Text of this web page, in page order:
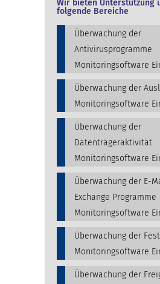
Wir bieten Unterstützung
folgende Bereiche
Überwachung der
Antivirusprogramme
Monitoringsoftware
Überwachung der
Monitoringsoftware
Überwachung der
Datenträgeraktivität
Monitoringsoftware
Überwachung der E-
Exchange Programme
Monitoringsoftware
Überwachung der
Monitoringsoftware
Überwachung der